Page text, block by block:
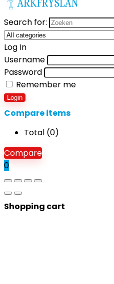
Search for:
Log In
Username
Password
Remember me
Login
Compare items
Total (0)
Compare
0
Shopping cart